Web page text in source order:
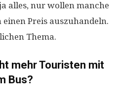
alles, nur wollen manche
Preis auszuhandeln.
Thema.
mehr Touristen mit
Bus?